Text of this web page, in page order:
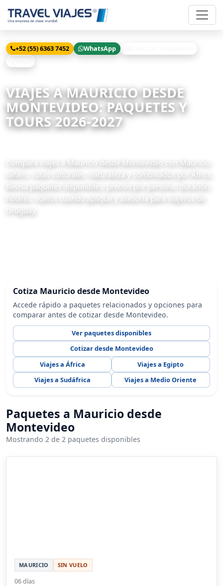
+52 (55) 6363 7452 WhatsApp
VIAJES A MAURICIO DESDE
MONTEVIDEO: PAQUETES Y
TOURS 2026-2027
Compara viajes a Mauricio desde Montevideo con Mauricio,
safaris, rutas culturales, naturaleza y combinados por África.
Revisa paquetes disponibles, precios por persona, duración,
hoteles, vuelos cuando aplique y asesoría para viajeros de
Uruguay.
Cotiza Mauricio desde Montevideo
Accede rápido a paquetes relacionados y opciones para
comparar antes de cotizar desde Montevideo.
Ver paquetes disponibles
Cotizar desde Montevideo
Viajes a África
Viajes a Egipto
Viajes a Sudáfrica
Viajes a Medio Oriente
Paquetes a Mauricio desde
Montevideo
Mostrando 2 de 2 paquetes disponibles
MAURICIO SIN VUELO
06 días